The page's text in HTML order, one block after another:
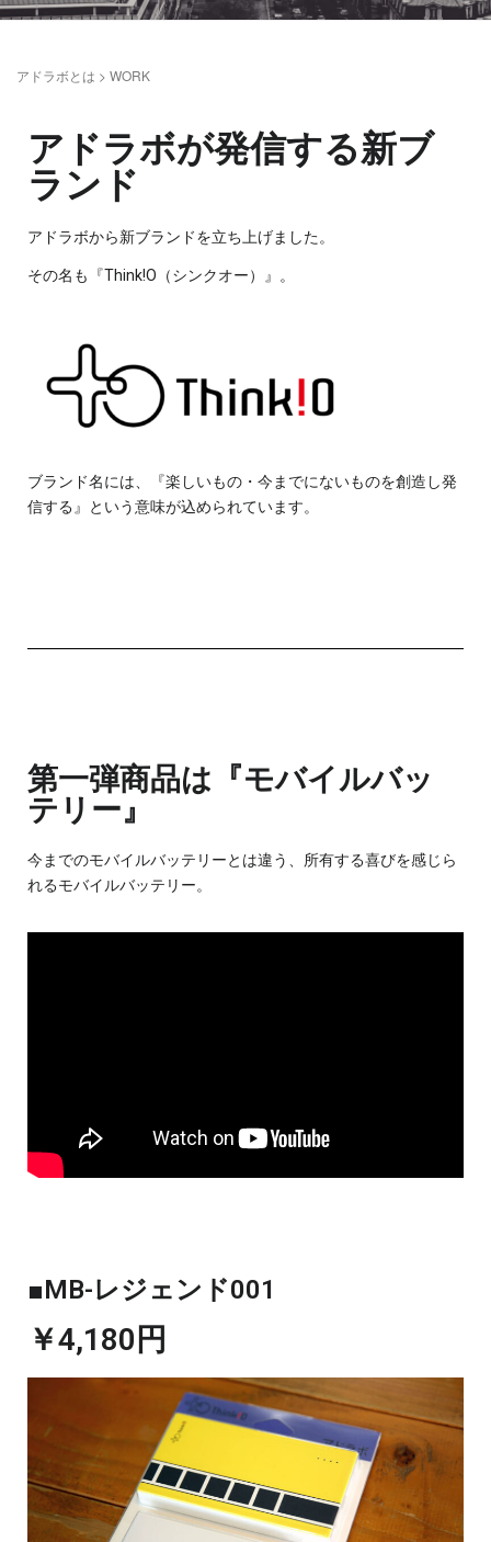
アドラボとは > WORK
アドラボが発信する新ブ
ランド
アドラボから新ブランドを立ち上げました。
その名も『Think!O（シンクオー）』。
ブランド名には、『楽しいもの・今までにないものを創造し発
信する』という意味が込められています。
第一弾商品は『モバイルバッ
テリー』
今までのモバイルバッテリーとは違う、 所有する喜びを感じら
れるモバイルバッテリー。
■MB-レジェンド001
￥4,180円